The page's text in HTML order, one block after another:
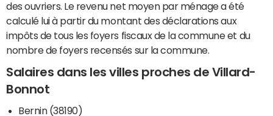
des ouvriers. Le revenu net moyen par ménage a été
calculé lui à partir du montant des déclarations aux
impôts de tous les foyers fiscaux de la commune et du
nombre de foyers recensés sur la commune.
Salaires dans les villes proches de Villard-
Bonnot
Bernin (38190)